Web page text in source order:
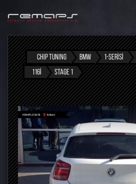
CHIP TUNING BMW 1-SERISI
116I
STAGE 1